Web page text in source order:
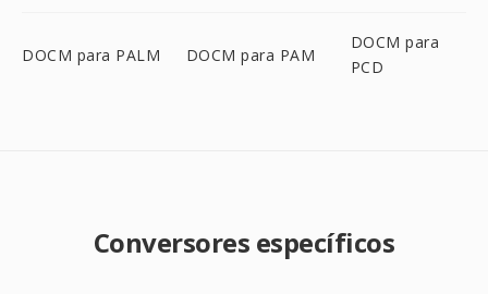
DOCM para PALM DOCM para PAM
DOCM para
PCD
Conversores específicos